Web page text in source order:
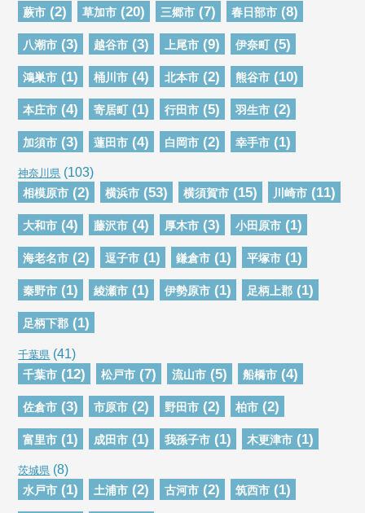
蕨市 (2) 草加市 (20) 三郷市 (7) 春日部市 (8)
八潮市 (3) 越谷市 (3) 上尾市 (9) 伊奈町 (5)
鴻巣市 (1) 桶川市 (4) 北本市 (2) 熊谷市 (10)
本庄市 (4) 寄居町 (1) 行田市 (5) 羽生市 (2)
加須市 (3) 蓮田市 (4) 白岡市 (2) 幸手市 (1)
神奈川県 (103)
相模原市 (2) 横浜市 (53) 横須賀市 (15) 川崎市 (11)
大和市 (4) 藤沢市 (4) 厚木市 (3) 小田原市 (1)
海老名市 (2) 逗子市 (1) 鎌倉市 (1) 平塚市 (1)
秦野市 (1) 綾瀬市 (1) 伊勢原市 (1) 足柄上郡 (1)
足柄下郡 (1)
千葉県 (41)
千葉市 (12) 松戸市 (7) 流山市 (5) 船橋市 (4)
佐倉市 (3) 市原市 (2) 野田市 (2) 柏市 (2)
富里市 (1) 成田市 (1) 我孫子市 (1) 木更津市 (1)
茨城県 (8)
水戸市 (1) 土浦市 (2) 古河市 (2) 筑西市 (1)